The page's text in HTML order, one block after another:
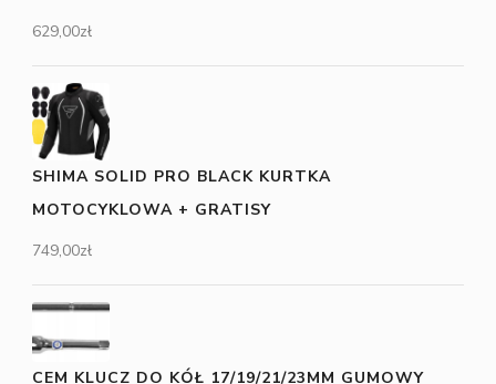
629,00zł
SHIMA SOLID PRO BLACK KURTKA
MOTOCYKLOWA + GRATISY
749,00zł
CEM KLUCZ DO KÓŁ 17/19/21/23MM GUMOWY